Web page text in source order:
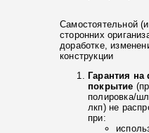
Самостоятельной
сторонних
доработке,
конструкции
Гарантия
покрытие
полировка/
лкп) не
при: